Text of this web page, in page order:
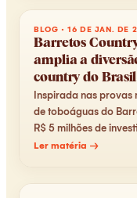
BLOG ·16 DE JAN. DE
Barretos
amplia a
country do
Inspirada nas
de toboáguas do
R$ 5 milhões de
Conheça cada uma.
Ler matéria →